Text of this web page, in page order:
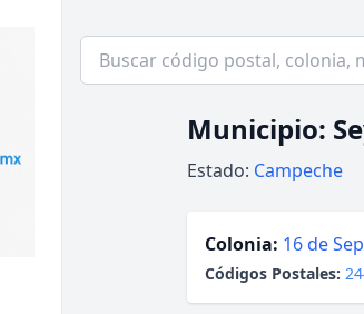
Municipio:
Estado: Campeche
Colonia: 16 de
Códigos Postales: